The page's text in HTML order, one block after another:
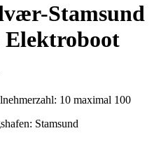
Stamsund
10 maximal 100
Stamsund